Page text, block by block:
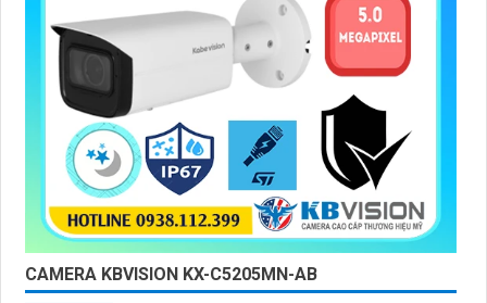
CAMERA KBVISION KX-C5205MN-AB